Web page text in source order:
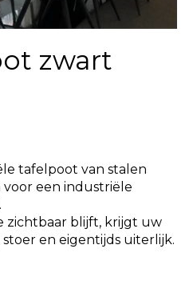
zwart
tafelpoot van stalen
een industriële
zichtbaar blijft, krijgt uw
en eigentijds uiterlijk.
is